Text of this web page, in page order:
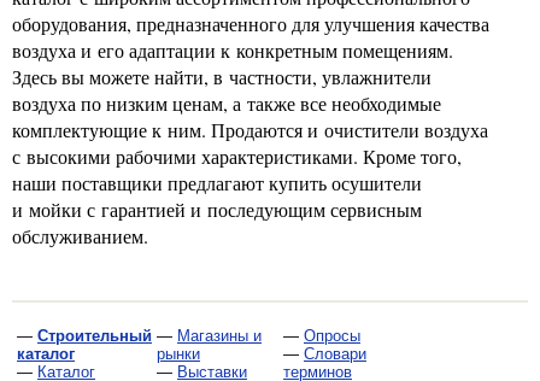
оборудования, предназначенного для улучшения качества
воздуха и его адаптации к конкретным помещениям.
Здесь вы можете найти, в частности, увлажнители
воздуха по низким ценам, а также все необходимые
комплектующие к ним. Продаются и очистители воздуха
с высокими рабочими характеристиками. Кроме того,
наши поставщики предлагают купить осушители
и мойки с гарантией и последующим сервисным
обслуживанием.
— Строительный
каталог
— Каталог
— Магазины и
рынки
— Выставки
— Опросы
— Словари
терминов